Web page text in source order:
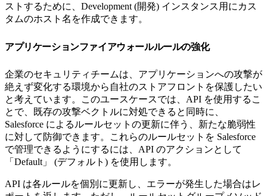
ストするために、Development (開発) インスタンス用にカス
タムのホスト名を作成できます。
アプリケーションファイアウォールルールの強化
企業のセキュリティチームは、アプリケーションへの攻撃が
絶えず変化する環境から自社のストアフロントを保護したい
と考えています。このユースケースでは、API を使用するこ
とで、既存の攻撃ベクトルに対処できると同時に、
Salesforce によるルールセットの更新に伴う、新たな脆弱性
に対して防御できます。これらのルールセットを Salesforce
で管理できるようにするには、API のアクションとして
「Default」 (デフォルト) を使用します。
API は各ルールを個別に更新し、エラーが発生した場合はレ